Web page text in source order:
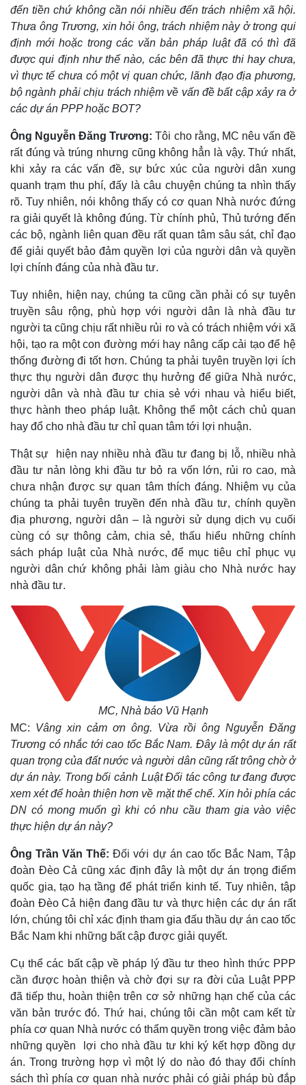
Sức khỏe
Dinh dưỡng - món ngon
Cây thuốc
Sản phụ khoa
Nhi khoa
Làm đẹp - giảm cân
Phòng mạch online
Ăn sạch sống khỏe
Đời sống
Nhà đẹp
Blog
Tình yêu - Gia đình
đến tiền chứ không cần nói nhiều đến trách nhiệm xã hội.
Thưa ông Trương, xin hỏi ông, trách nhiệm này ở trong qui
định mới hoặc trong các văn bản pháp luật đã có thì đã
được qui định như thế nào, các bên đã thực thi hay chưa,
vì thực tế chưa có một vị quan chức, lãnh đạo địa phương,
bộ ngành phải chịu trách nhiệm về vấn đề bất cập xảy ra ở
các dự án PPP hoặc BOT?
Ông Nguyễn Đăng Trương: Tôi cho rằng, MC nêu vấn đề
rất đúng và trúng nhưng cũng không hẳn là vậy. Thứ nhất,
khi xảy ra các vấn đề, sự bức xúc của người dân xung
quanh trạm thu phí, đấy là câu chuyện chúng ta nhìn thấy
rõ. Tuy nhiên, nói không thấy có cơ quan Nhà nước đứng
ra giải quyết là không đúng. Từ chính phủ, Thủ tướng đến
các bộ, ngành liên quan đều rất quan tâm sâu sát, chỉ đạo
để giải quyết bảo đảm quyền lợi của người dân và quyền
lợi chính đáng của nhà đầu tư.
Tuy nhiên, hiện nay, chúng ta cũng cần phải có sự tuyên
truyền sâu rộng, phù hợp với người dân là nhà đầu tư
người ta cũng chịu rất nhiều rủi ro và có trách nhiệm với xã
hội, tạo ra một con đường mới hay nâng cấp cải tạo để hệ
thống đường đi tốt hơn. Chúng ta phải tuyên truyền lợi ích
thực thụ người dân được thụ hưởng để giữa Nhà nước,
người dân và nhà đầu tư chia sẻ với nhau và hiểu biết,
thực hành theo pháp luật. Không thể một cách chủ quan
hay đổ cho nhà đầu tư chỉ quan tâm tới lợi nhuận.
Thật sự hiện nay nhiều nhà đầu tư đang bị lỗ, nhiều nhà
đầu tư nản lòng khi đầu tư bỏ ra vốn lớn, rủi ro cao, mà
chưa nhận được sự quan tâm thích đáng. Nhiệm vụ của
chúng ta phải tuyên truyền đến nhà đầu tư, chính quyền
địa phương, người dân – là người sử dụng dịch vụ cuối
cùng có sự thông cảm, chia sẻ, thấu hiểu những chính
sách pháp luật của Nhà nước, để mục tiêu chỉ phục vụ
người dân chứ không phải làm giàu cho Nhà nước hay
nhà đầu tư.
MC, Nhà báo Vũ Hạnh
MC: Vâng xin cảm ơn ông. Vừa rồi ông Nguyễn Đăng
Trương có nhắc tới cao tốc Bắc Nam. Đây là một dự án rất
quan trọng của đất nước và người dân cũng rất trông chờ ở
dự án này. Trong bối cảnh Luật Đối tác công tư đang được
xem xét để hoàn thiện hơn về mặt thể chế. Xin hỏi phía các
DN có mong muốn gì khi có nhu cầu tham gia vào việc
thực hiện dự án này?
Ông Trần Văn Thế: Đối với dự án cao tốc Bắc Nam, Tập
đoàn Đèo Cả cũng xác định đây là một dự án trọng điểm
quốc gia, tạo hạ tầng để phát triển kinh tế. Tuy nhiên, tập
đoàn Đèo Cả hiện đang đầu tư và thực hiện các dự án rất
lớn, chúng tôi chỉ xác định tham gia đấu thầu dự án cao tốc
Bắc Nam khi những bất cập được giải quyết.
Cụ thể các bất cập về pháp lý đầu tư theo hình thức PPP
cần được hoàn thiện và chờ đợi sự ra đời của Luật PPP
đã tiếp thu, hoàn thiện trên cơ sở những hạn chế của các
văn bản trước đó. Thứ hai, chúng tôi cần một cam kết từ
phía cơ quan Nhà nước có thẩm quyền trong việc đảm bảo
những quyền lợi cho nhà đầu tư khi ký kết hợp đồng dự
án. Trong trường hợp vì một lý do nào đó thay đổi chính
sách thì phía cơ quan nhà nước phải có giải pháp bù đắp